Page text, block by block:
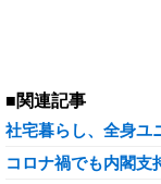
■関連記事
社宅暮らし、全身ユ
コロナ禍でも内閣